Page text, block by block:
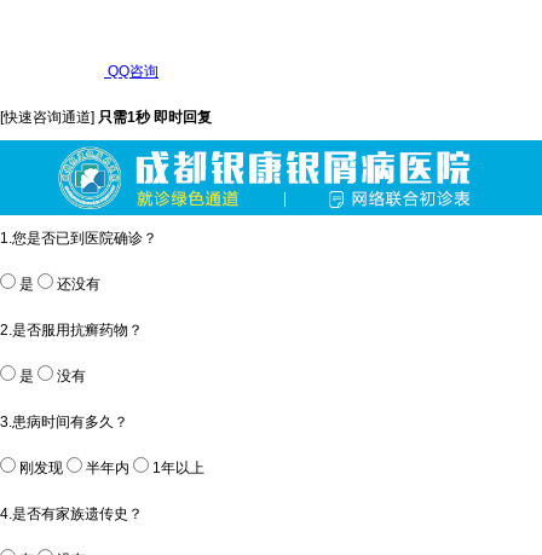
QQ咨询
[快速咨询通道] 只需1秒 即时回复
1.您是否已到医院确诊？
是 还没有
2.是否服用抗癣药物？
是 没有
3.患病时间有多久？
刚发现 半年内 1年以上
4.是否有家族遗传史？